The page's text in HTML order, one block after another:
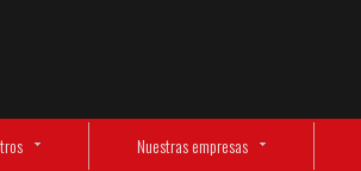
Nuestras empresas